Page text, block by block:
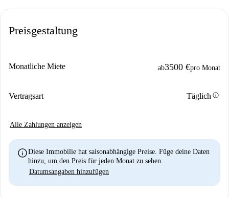
Preisgestaltung
Monatliche Miete ab3500 €pro Monat
Vertragsart Täglich info
Alle Zahlungen anzeigen
infoDiese Immobilie hat saisonabhängige Preise. Füge deine Daten
hinzu, um den Preis für jeden Monat zu sehen.
Datumsangaben hinzufügen